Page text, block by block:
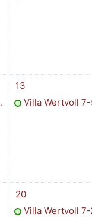
12. Februar
1 Termin, Freitag,
13
Villa Wertvoll
19. Februar
1 Termin, Freitag,
20
Villa Wertvoll 7-